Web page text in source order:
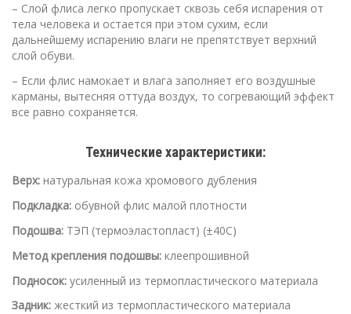
– Слой флиса легко пропускает сквозь себя испарения от
тела человека и остается при этом сухим, если
дальнейшему испарению влаги не препятствует верхний
слой обуви.
– Если флис намокает и влага заполняет его воздушные
карманы, вытесняя оттуда воздух, то согревающий эффект
все равно сохраняется.
Технические характеристики:
Верх: натуральная кожа хромового дубления
Подкладка: обувной флис малой плотности
Подошва: ТЭП (термоэластопласт) (±40C)
Метод крепления подошвы: клеепрошивной
Подносок: усиленный из термопластического материала
Задник: жесткий из термопластического материала